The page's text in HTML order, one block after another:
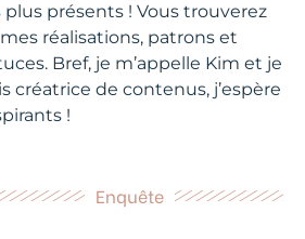
plus présents ! Vous trouverez
réalisations, patrons et
Bref, je m’appelle Kim et je
créatrice de contenus, j’espère
!
Enquête